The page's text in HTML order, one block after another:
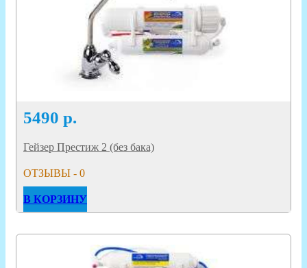
5490 р.
Гейзер Престиж 2 (без бака)
ОТЗЫВЫ - 0
В КОРЗИНУ